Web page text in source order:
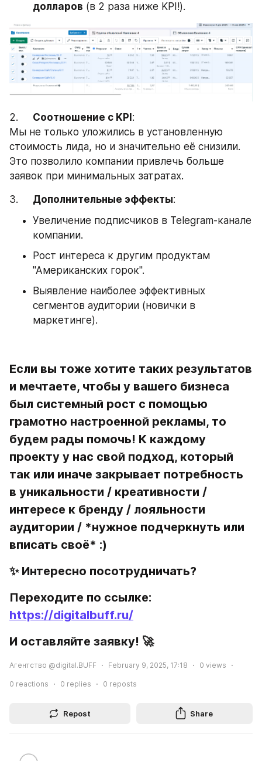
долларов (в 2 раза ниже KPI!).
2. Соотношение с KPI :
Мы не только уложились в установленную
стоимость лида, но и значительно её снизили.
Это позволило компании привлечь больше
заявок при минимальных затратах.
3. Дополнительные эффекты:
Увеличение подписчиков в Telegram-канале
компании.
Рост интереса к другим продуктам
"Американских горок".
Выявление наиболее эффективных
сегментов аудитории (новички в
маркетинге).
Если вы тоже хотите таких результатов
и мечтаете, чтобы у вашего бизнеса
был системный рост с помощью
грамотно настроенной рекламы, то
будем рады помочь! К каждому
проекту у нас свой подход, который
так или иначе закрывает потребность
в уникальности / креативности /
интересе к бренду / лояльности
аудитории / *нужное подчеркнуть или
вписать своё* :)
✨ Интересно посотрудничать?
https://digitalbuff.ru/
И оставляйте заявку! 🚀
Агентство @digital.BUFF February 9, 2025, 17:18 0 views
0 reactions 0 replies 0 reposts
Repost Share